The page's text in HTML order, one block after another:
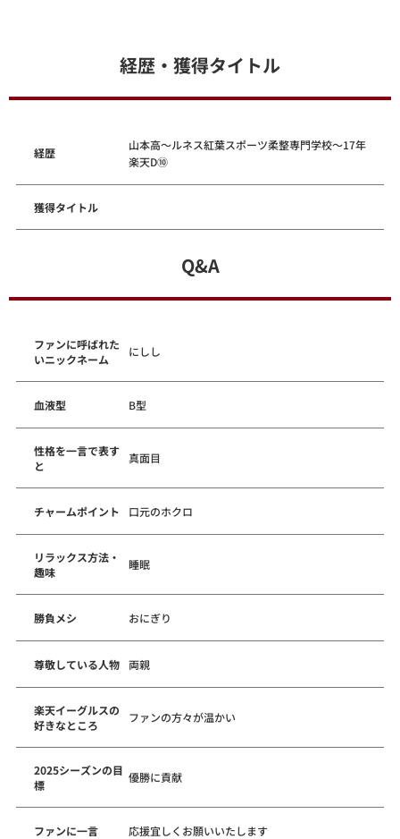
経歴・獲得タイトル
経歴
山本高～ルネス紅葉スポーツ柔整専門学校～17年
楽天D⑩
獲得タイトル
Q&A
ファンに呼ばれた
いニックネーム
にしし
血液型 B型
性格を一言で表す
と
真面目
チャームポイント 口元のホクロ
リラックス方法・
趣味
睡眠
勝負メシ おにぎり
尊敬している人物 両親
楽天イーグルスの
好きなところ
ファンの方々が温かい
2025シーズンの目
標
優勝に貢献
ファンに一言 応援宜しくお願いいたします